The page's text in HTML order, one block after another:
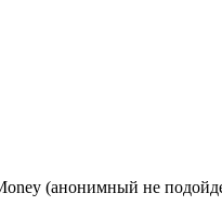
(анонимный не